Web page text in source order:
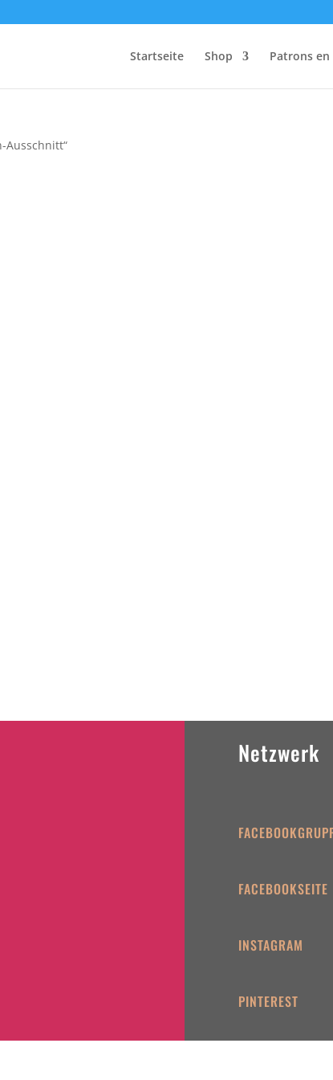
Startseite Shop Patrons
Ausschnitt“
Netzwerk
FACEBOOKSEITE
INSTAGRAM
PINTEREST